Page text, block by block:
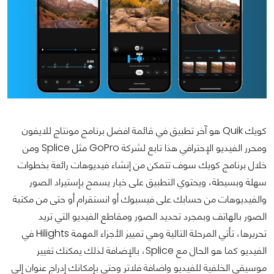
كويك Quik هو آخر تطبيق في قائمة افضل برنامج مونتاج للايفون
ومحرر الفيديو الإحترافي هذا تابع لشركة GoPro مثل Splice ومن
خلال برنامج كويك سوف تتمكن من إنشاء فيديوهات رائعة بخطوات
سهلة وبسيطة، ويحتوي التطبيق على خيار يسمح بإستيراد الصور
والفيديوهات من حسابك على فيسبوك أو انستقرام أو حتى من مكتبة
الصور بالهاتف وبمجرد تحديد الصور ومقاطع الفيديو التي تريد
تحريرها، تأتي المرحلة التالية وهي تمييز الأجزاء المهمة Hilights في
الفيديو كما هو الحال مع Splice، بالإضافة لذلك يمكنك تغيير
موسيقى الخلفية للفيديو واضافة فلاتر وحتى بإمكانك إدراج عنوان إلى